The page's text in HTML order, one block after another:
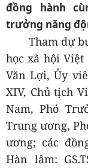
đồng hành
trưởng năng
Tham dự
học xã hội Việt
Văn Lợi, Ủy
XIV, Chủ tịch
Nam, Phó
Trung ương,
ương; các
Hàn lâm: